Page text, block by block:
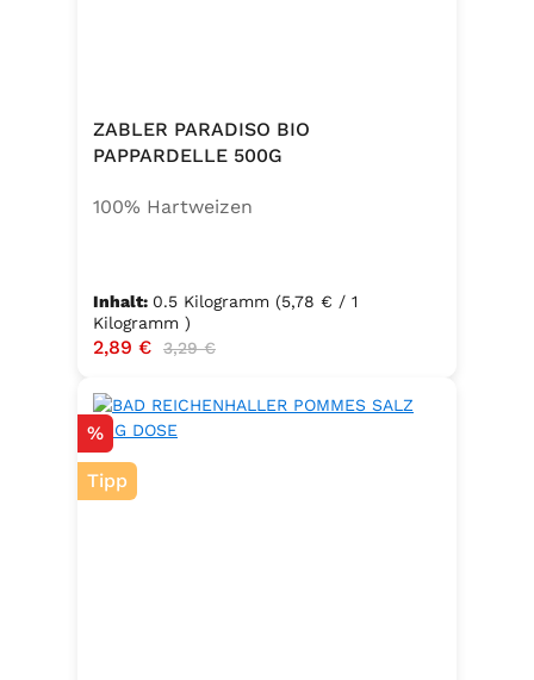
Lorbeer, Rosmarin, Oregano,
Thymian), Trennmittel Calciumsalze
Kaliumjodat.
ZABLER PARADISO BIO
PAPPARDELLE 500G
100% Hartweizen
Inhalt: 0.5 Kilogramm (5,78 € / 1
Kilogramm )
Verkaufspreis:
2,89 € Regulärer Preis:
3,29 €
Rabatt
%
Tipp